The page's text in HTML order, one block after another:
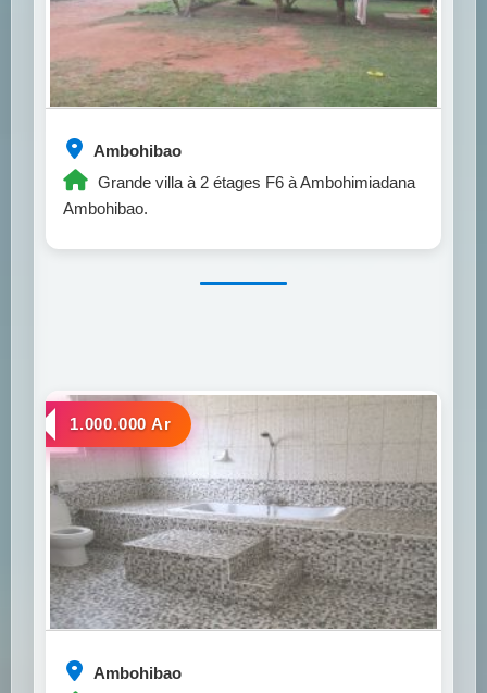
Ambohibao
Grande villa à 2 étages F6 à Ambohimiadana
Ambohibao.
Ambohibao
a louer
1.000.000 Ar